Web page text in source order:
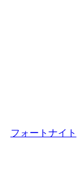
フォートナイト